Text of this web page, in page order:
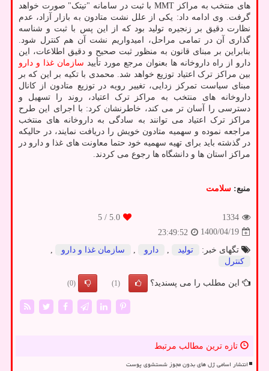
های منتخب به مراکز MMT با ثبت در سامانه "تیتک" صورت خواهد
گرفت. وی ادامه داد: یکی از علل نشت متادون به بازار آزاد، عدم
نظارت دقیق بر زنجیره تولید بود که از این پس با ثبت و شناسه
گذاری آن در تمامی مراحل، امیدواریم نشت آن هم کنترل شود.
بنابراین بر مبنای قانون به منظور ثبت صحیح و دقیق اطلاعات، این
دارو از راه داروخانه ها بعنوان مرجع مورد تأیید سازمان غذا و دارو
بین مراکز ترک اعتیاد توزیع خواهد شد. محمدی با تکیه بر این که بر
مبنای سیاست تمرکز زدایی، تغییر رویه در توزیع متادون از کانال
داروخانه های منتخب به مراکز ترک اعتیاد، روند را تسهیل و
دسترسی را آسان تر می کند، خاطرنشان کرد: با اجرای این طرح
مراکز ترک اعتیاد می توانند به سادگی به داروخانه های منتخب
مراجعه نموده و سهمیه متادون خویش را دریافت نمایند، در حالیکه
در گذشته باید برای تهیه سهمیه خود حتما معاونت های غذا و دارو در
مراکز استان ها و دانشگاه ها رجوع می کردند.
منبع: سلامت
1334
5.0
/ 5
1400/04/19
23:49:52
تگهای خبر:
تولید دارو سازمان غذا و دارو
كنترل
این مطلب را می پسندید؟ (1)
(0)
تازه ترین مطالب مرتبط
انتشار اسامی ژل های بدون مجوز شستشوی پوست